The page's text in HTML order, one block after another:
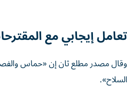
تعامل إيجابي مع
وقال مصدر مطلع ثان إن «حماس
السلاح».